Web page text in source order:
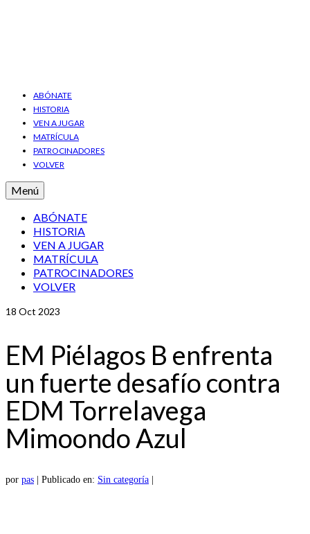
ABÓNATE
HISTORIA
VEN A JUGAR
MATRÍCULA
PATROCINADORES
VOLVER
Menú
ABÓNATE
HISTORIA
VEN A JUGAR
MATRÍCULA
PATROCINADORES
VOLVER
18 Oct 2023
EM Piélagos B enfrenta
un fuerte desafío contra
EDM Torrelavega
Mimoondo Azul
por pas Publicado en: Sin categoría